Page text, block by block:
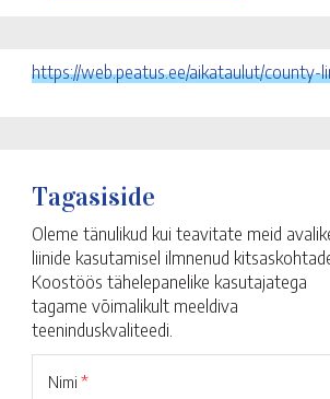
https://web.peatus.ee/aikataulut/county-
Tagasiside
Oleme tänulikud kui teavitate meid
liinide kasutamisel ilmnenud
Koostöös tähelepanelike kasutajatega
tagame võimalikult meeldiva
teeninduskvaliteedi.
Nimi *